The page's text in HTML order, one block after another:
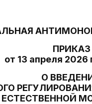
ПРИКАЗ
от 13 апреля 2026
О
ЕСТЕСТВЕННОЙ